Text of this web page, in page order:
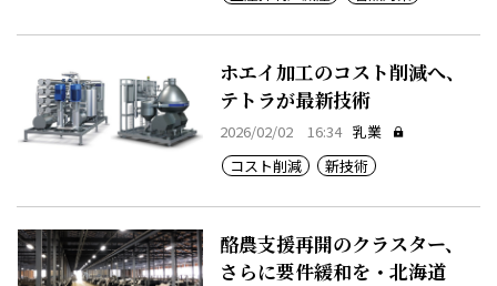
ホエイ加工のコスト削減へ、
テトラが最新技術
2026/02/02 16:34 乳業
コスト削減
新技術
酪農支援再開のクラスター、
さらに要件緩和を・北海道